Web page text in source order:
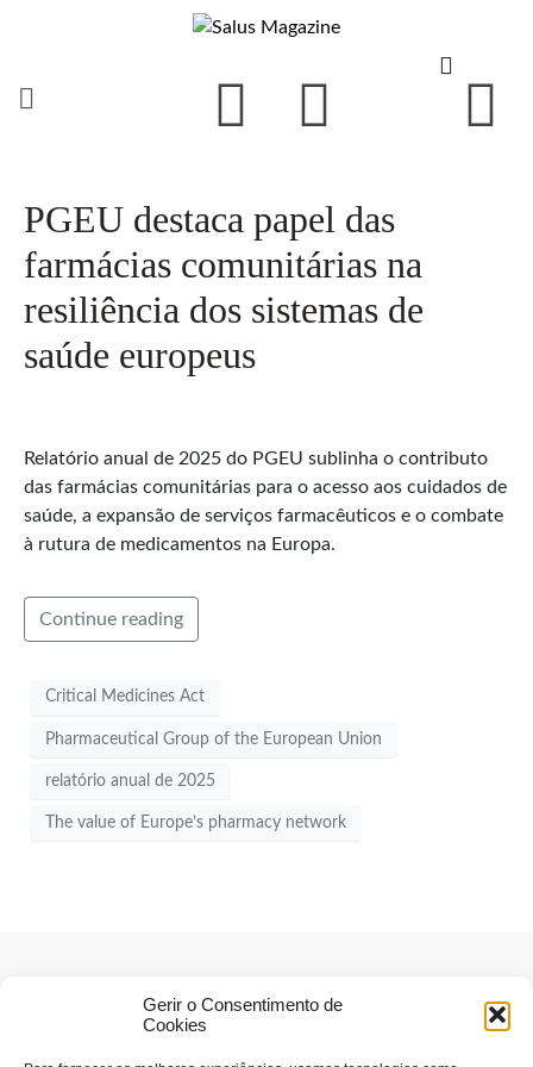
Gerir o Consentimento de
Cookies
PGEU destaca papel das
farmácias comunitárias na
resiliência dos sistemas de
saúde europeus
Relatório anual de 2025 do PGEU sublinha o contributo
das farmácias comunitárias para o acesso aos cuidados de
saúde, a expansão de serviços farmacêuticos e o combate
à rutura de medicamentos na Europa.
Continue reading
Critical Medicines Act
Pharmaceutical Group of the European Union
relatório anual de 2025
The value of Europe’s pharmacy network